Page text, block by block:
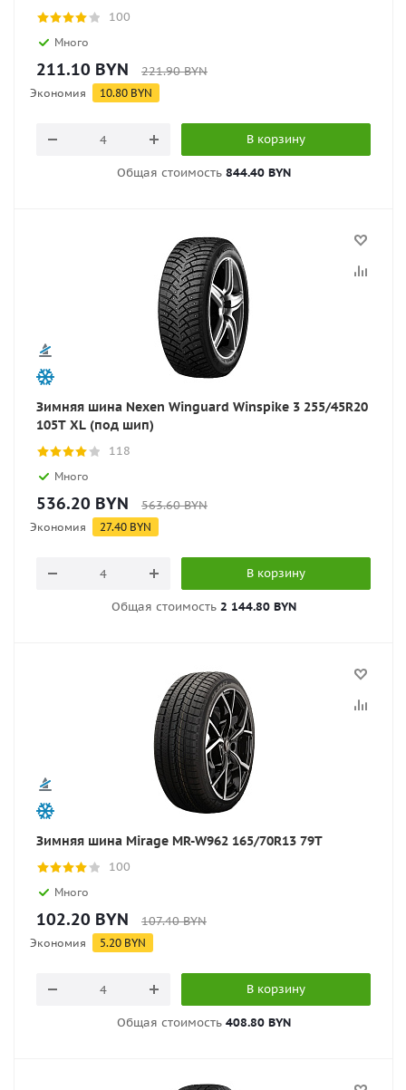
100
Много
211.10 BYN 221.90BYN
Экономия 10.80 BYN
В корзину
Общая стоимость 844.40 BYN
Зимняя шина Nexen Winguard Winspike 3 255/45R20
105T XL (под шип)
118
Много
536.20 BYN 563.60BYN
Экономия 27.40 BYN
В корзину
Общая стоимость 2 144.80 BYN
Зимняя шина Mirage MR-W962 165/70R13 79T
100
Много
102.20 BYN 107.40BYN
Экономия 5.20 BYN
В корзину
Общая стоимость 408.80 BYN